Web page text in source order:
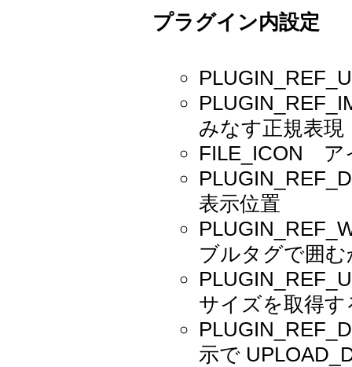
プラグイン内設定
みなす正規表現
FILE_ICON ア
表示位置
ブルタグで囲む
サイズを取得す
示で